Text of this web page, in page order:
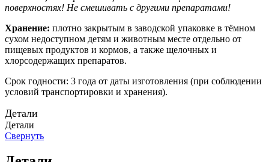
поверхностях! Не смешивать с другими препаратами!
Хранение: плотно закрытым в заводской упаковке в тёмном
сухом недоступном детям и животным месте отдельно от
пищевых продуктов и кормов, а также щелочных и
хлорсодержащих препаратов.
Срок годности: 3 года от даты изготовления (при соблюдении
условий транспортировки и хранения).
Детали
Детали
Свернуть